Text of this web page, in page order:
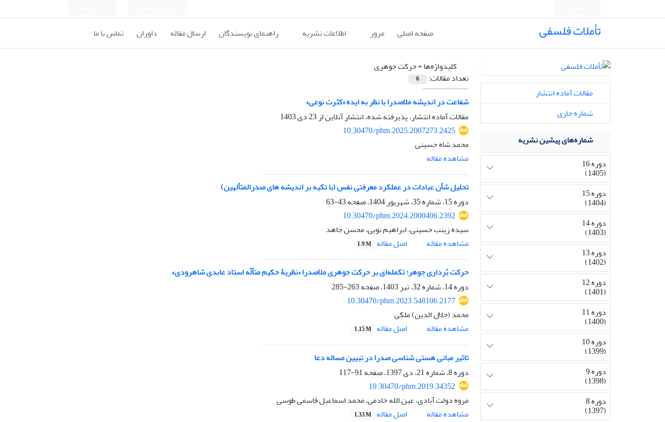
تأملات فلسفی صفحه اصلی مرور اطلاعات نشریه راهنمای نویسندگان ارسال مقاله داوران تماس با ما
کلیدواژه‌ها =حرکت جوهری
تعداد مقالات:
6
شفاعت در اندیشه ملاصدرا با نظر به ایده «کثرت نوعی»
مقالات آماده انتشار، پذیرفته شده، انتشار آنلاین از23 دی 1403
10.30470/phm.2025.2007273.2425
محمد شاه حسینی
مشاهده مقاله
تحلیل شأن عبادات در عملکرد معرفتی نفس (با تکیه بر اندیشه ‏های صدرالمتألهین)
دوره 15، شماره 35، شهریور 1404، صفحه
43-63
10.30470/phm.2024.2000406.2392
سیده زینب حسینی، ابراهیم نویی، محسن جاهد
مشاهده مقاله
اصل مقاله 1.9 M
حرکت بُرداری جوهر؛ تکمله‌ای بر حرکت جوهری ملاصدرا «نظریۀ حکیم متألّه استاد عابدی شاهرودی»
دوره 14، شماره 32، تیر 1403، صفحه
263-285
10.30470/phm.2023.548106.2177
محمد (جلال الدین) ملکی
مشاهده مقاله
اصل مقاله 1.15 M
تاثیر مبانی هستی شناسی صدرا در تبیین مساله دعا
دوره 8، شماره 21، دی 1397، صفحه
91-117
10.30470/phm.2019.34352
مروه دولت آبادی، عین الله خادمی، محمد اسماعیل قاسمی طوسی
مشاهده مقاله
اصل مقاله 1.33 M
مقالات آماده انتشار
شماره جاری
شماره‌های پیشین نشریه
دوره 16
(1405)
دوره 15
(1404)
دوره 14
(1403)
دوره 13
(1402)
دوره 12
(1401)
دوره 11
(1400)
دوره 10
(1399)
دوره 9
(1398)
دوره 8
(1397)